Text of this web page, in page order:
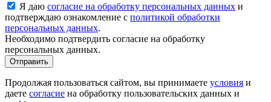
Я даю согласие на обработку персональных данных и
подтверждаю ознакомление с политикой обработки
персональных данных.
Необходимо подтвердить согласие на обработку
персональных данных.
Отправить
Продолжая пользоваться сайтом, вы принимаете условия и
даете согласие на обработку пользовательских данных и